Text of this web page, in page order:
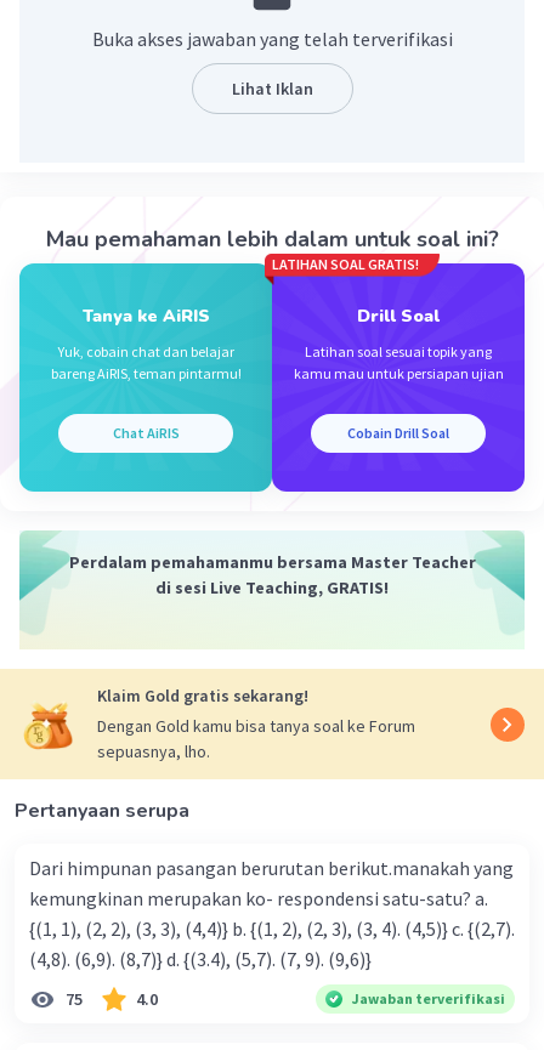
> artinya lebih besar dari
Pembahasan:
Jadi, hasilnya adalah 5 < 7 < 10.
Beri Rating·0.0
Buka akses jawaban yang telah terverifikasi
Lihat Iklan
Mau pemahaman lebih dalam untuk soal ini?
Tanya ke AiRIS
Yuk, cobain chat dan belajar
bareng AiRIS, teman pintarmu!
Chat AiRIS
LATIHAN SOAL GRATIS!
Drill Soal
Latihan soal sesuai topik yang
kamu mau untuk persiapan ujian
Cobain Drill Soal
Perdalam pemahamanmu bersama Master Teacher
di sesi Live Teaching, GRATIS!
Klaim Gold gratis sekarang!
Dengan Gold kamu bisa tanya soal ke Forum
sepuasnya, lho.
Pertanyaan serupa
Dari himpunan pasangan berurutan berikut.manakah yang
kemungkinan merupakan ko- respondensi satu-satu? a.
{(1, 1), (2, 2), (3, 3), (4,4)} b. {(1, 2), (2, 3), (3, 4). (4,5)} c. {(2,7).
(4,8). (6,9). (8,7)} d. {(3.4), (5,7). (7, 9). (9,6)}
75 4.0 Jawaban terverifikasi